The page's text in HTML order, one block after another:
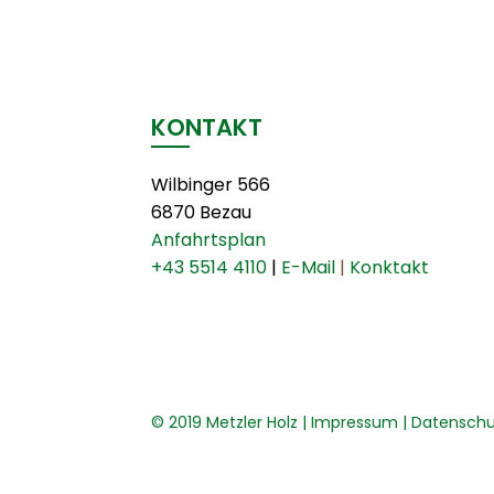
KONTAKT
Wilbinger 566
6870 Bezau
Anfahrtsplan
+43 5514 4110 | E-Mail | Konktakt
© 2019 Metzler Holz | Impressum |